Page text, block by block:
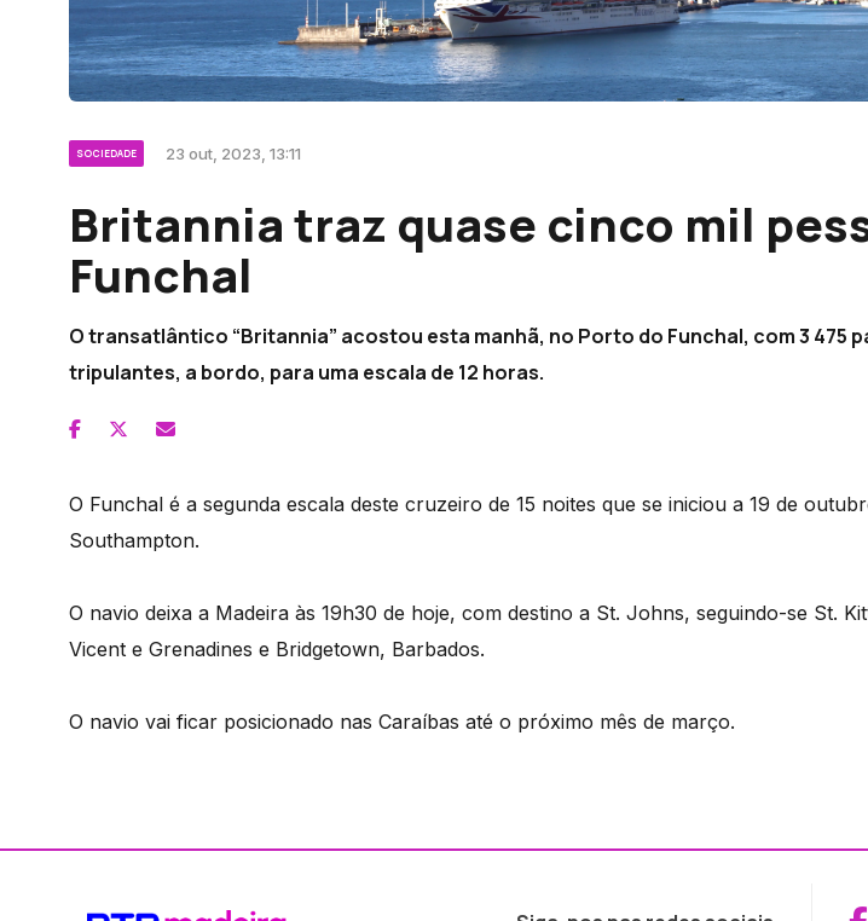
SOCIEDADE 23 out, 2023, 13:11
Britannia traz quase cinco mil
Funchal
O transatlântico “Britannia” acostou esta manhã, no Porto do Funchal, com 3 475
tripulantes, a bordo, para uma escala de 12 horas.
O Funchal é a segunda escala deste cruzeiro de 15 noites que se iniciou a 19 de
Southampton.
O navio deixa a Madeira às 19h30 de hoje, com destino a St. Johns, seguindo-se St.
Vicent e Grenadines e Bridgetown, Barbados.
O navio vai ficar posicionado nas Caraíbas até o próximo mês de março.